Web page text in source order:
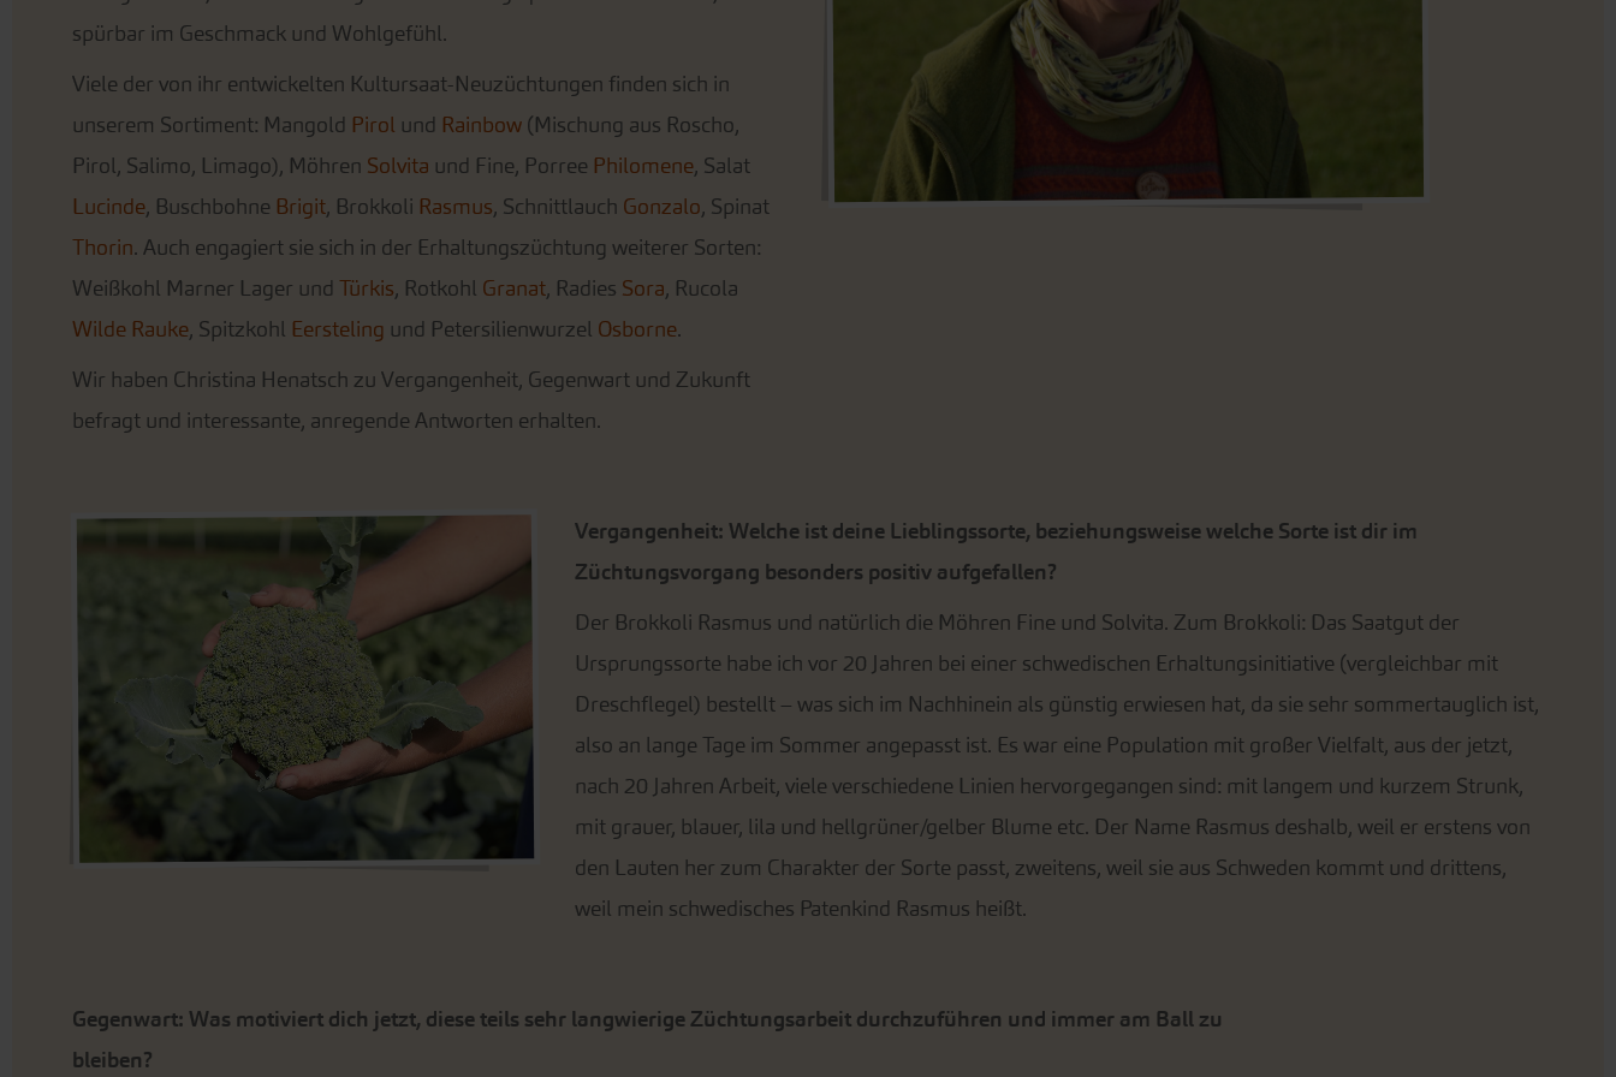
spürbar im Geschmack und Wohlgefühl.
Viele der von ihr entwickelten Kultursaat-Neuzüchtungen finden sich in
unserem Sortiment: Mangold Pirol und Rainbow (Mischung aus Roscho,
Pirol, Salimo, Limago), Möhren Solvita und Fine, Porree Philomene, Salat
Lucinde, Buschbohne Brigit, Brokkoli Rasmus, Schnittlauch Gonzalo, Spinat
Thorin. Auch engagiert sie sich in der Erhaltungszüchtung weiterer Sorten:
Weißkohl Marner Lager und Türkis, Rotkohl Granat, Radies Sora, Rucola
Wilde Rauke, Spitzkohl Eersteling und Petersilienwurzel Osborne.
Wir haben Christina Henatsch zu Vergangenheit, Gegenwart und Zukunft
befragt und interessante, anregende Antworten erhalten.
Vergangenheit: Welche ist deine Lieblingssorte, beziehungsweise welche Sorte ist dir im
Züchtungsvorgang besonders positiv aufgefallen?
Der Brokkoli Rasmus und natürlich die Möhren Fine und Solvita. Zum Brokkoli: Das Saatgut der
Ursprungssorte habe ich vor 20 Jahren bei einer schwedischen Erhaltungsinitiative (vergleichbar mit
Dreschflegel) bestellt – was sich im Nachhinein als günstig erwiesen hat, da sie sehr sommertauglich ist,
also an lange Tage im Sommer angepasst ist. Es war eine Population mit großer Vielfalt, aus der jetzt,
nach 20 Jahren Arbeit, viele verschiedene Linien hervorgegangen sind: mit langem und kurzem Strunk,
mit grauer, blauer, lila und hellgrüner/gelber Blume etc. Der Name Rasmus deshalb, weil er erstens von
den Lauten her zum Charakter der Sorte passt, zweitens, weil sie aus Schweden kommt und drittens,
weil mein schwedisches Patenkind Rasmus heißt.
Gegenwart: Was motiviert dich jetzt, diese teils sehr langwierige Züchtungsarbeit durchzuführen und immer am Ball zu
bleiben?